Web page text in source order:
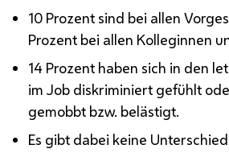
10 Prozent sind bei allen
Prozent bei allen Kolleginnen
14 Prozent haben sich in den
im Job diskriminiert gefühlt
gemobbt bzw. belästigt.
Es gibt dabei keine